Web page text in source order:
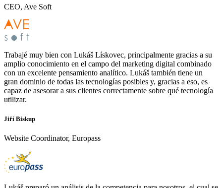
CEO, Ave Soft
Trabajé muy bien con Lukáš Lískovec, principalmente gracias a su
amplio conocimiento en el campo del marketing digital combinado
con un excelente pensamiento analítico. Lukáš también tiene un
gran dominio de todas las tecnologías posibles y, gracias a eso, es
capaz de asesorar a sus clientes correctamente sobre qué tecnología
utilizar.
Jiří Biskup
Website Coordinator, Europass